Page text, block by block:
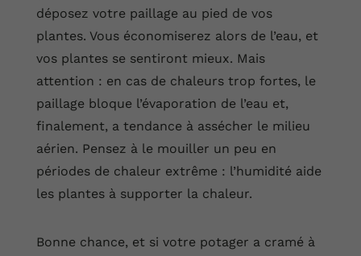
déposez votre paillage au pied de vos
plantes. Vous économiserez alors de l’eau, et
vos plantes se sentiront mieux. Mais
attention : en cas de chaleurs trop fortes, le
paillage bloque l’évaporation de l’eau et,
finalement, a tendance à assécher le milieu
aérien. Pensez à le mouiller un peu en
périodes de chaleur extrême : l’humidité aide
les plantes à supporter la chaleur.
Bonne chance, et si votre potager a cramé à